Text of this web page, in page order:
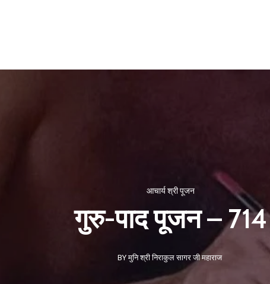
आचार्य श्री पूजन
गुरु-पाद पूजन – 714
BY मुनि श्री निराकुल सागर जी महाराज